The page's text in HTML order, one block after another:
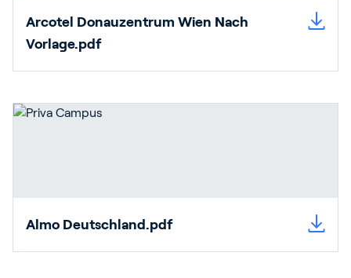
Arcotel Donauzentrum Wien Nach
Vorlage.pdf
Almo Deutschland.pdf